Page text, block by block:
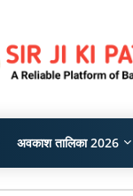
अवकाश तालिका 2026